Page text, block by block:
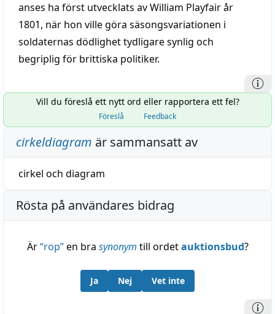
anses ha först utvecklats av William Playfair år
1801, när hon ville göra säsongsvariationen i
soldaternas dödlighet tydligare synlig och
begriplig för brittiska politiker.
Vill du föreslå ett nytt ord eller rapportera ett fel?
Föreslå Feedback
cirkeldiagram är sammansatt av
cirkel och diagram
Rösta på användares bidrag
Är“rop”en bra synonym till ordetauktionsbud?
Ja Nej Vet inte